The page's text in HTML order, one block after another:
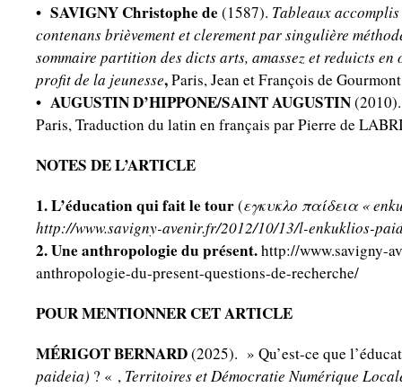
• SAVIGNY Christophe de (1587). Tableaux
contenans brièvement et clerement par singulière
sommaire partition des dicts arts, amassez et reduicts
profit de la jeunesse,Paris, Jean et François de
• AUGUSTIN D’HIPPONE/SAINT AUGUSTIN
Paris, Traduction du latin en français par Pierre de
NOTES DE L’ARTICLE
1. L’éducation qui fait le tour(εγκυκλο παίδεια «
http://www.savigny-avenir.fr/2012/10/13/l-enkuklios-
2. Une anthropologie du présent.http://www.savigny-
anthropologie-du-present-questions-de-recherche/
POUR MENTIONNER CET ARTICLE
MÉRIGOT BERNARD(2025). » Qu’est-ce que
paideia) ? « , Territoires et Démocratie Numérique